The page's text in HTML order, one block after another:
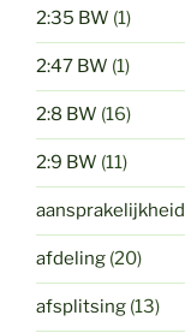
2:35 BW (1)
2:47 BW (1)
2:8 BW (16)
2:9 BW (11)
aansprakelijkheid
afdeling (20)
afsplitsing (13)